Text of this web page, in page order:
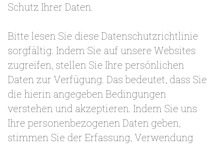
Schutz Ihrer Daten.
Bitte lesen Sie diese Datenschutzrichtlinie
sorgfältig. Indem Sie auf unsere Websites
zugreifen, stellen Sie Ihre persönlichen
Daten zur Verfügung. Das bedeutet, dass Sie
die hierin angegeben Bedingungen
verstehen und akzeptieren. Indem Sie uns
Ihre personenbezogenen Daten geben,
stimmen Sie der Erfassung, Verwendung